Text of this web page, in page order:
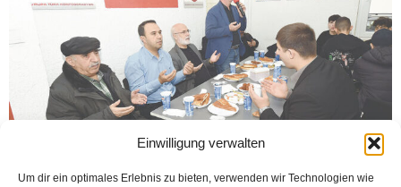
Einwilligung verwalten
Um dir ein optimales Erlebnis zu bieten, verwenden wir Technologien wie